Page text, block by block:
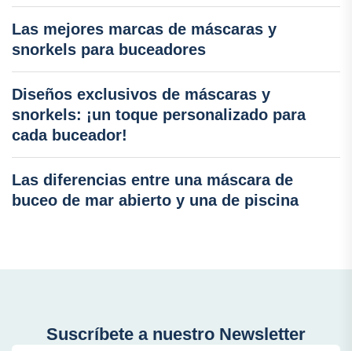
Las mejores marcas de máscaras y
snorkels para buceadores
Diseños exclusivos de máscaras y
snorkels: ¡un toque personalizado para
cada buceador!
Las diferencias entre una máscara de
buceo de mar abierto y una de piscina
Suscríbete a nuestro Newsletter